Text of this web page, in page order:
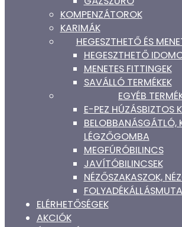
KOMPENZÁTOROK
KARIMÁK
HEGESZTHETŐ ÉS
HEGESZTHETŐ
MENETES FITTINGEK
SAVÁLLÓ TERMÉKEK
EGYÉB
E-PEZ HÚZÁSBIZTOS
BELOBBANÁSGÁTLÓ,
LÉGZŐGOMBA
MEGFÚRÓBILINCS
JAVÍTÓBILINCSEK
NÉZŐSZAKASZOK,
ELÉRHETŐSÉGEK
AKCIÓK